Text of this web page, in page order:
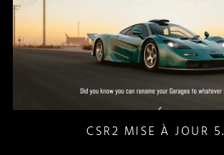
CSR2 MISE À JOUR